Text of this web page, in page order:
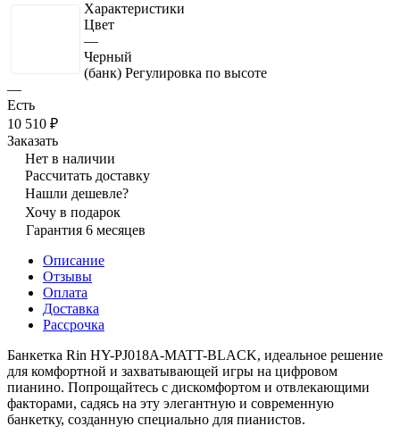
Характеристики
Цвет
—
Черный
(банк) Регулировка по высоте
—
Есть
10 510 ₽
Заказать
Нет в наличии
Рассчитать доставку
Нашли дешевле?
Хочу в подарок
Гарантия 6 месяцев
Описание
Отзывы
Оплата
Доставка
Рассрочка
Банкетка Rin HY-PJ018A-MATT-BLACK, идеальное решение
для комфортной и захватывающей игры на цифровом
пианино. Попрощайтесь с дискомфортом и отвлекающими
факторами, садясь на эту элегантную и современную
банкетку, созданную специально для пианистов.